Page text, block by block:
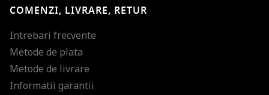
COMENZI, LIVRARE, RETUR
Intrebari frecvente
Metode de plata
Metode de livrare
Informatii garantii